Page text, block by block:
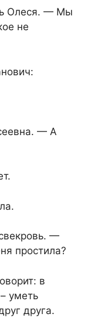
Олеся. — Мы
не
— А
—
простила?
в
уметь
друга.